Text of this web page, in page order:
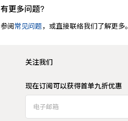
有更多问题?
参阅常见问题，或直接联络我们了解更多。
关注我们
现在订阅可以获得首单九折优惠